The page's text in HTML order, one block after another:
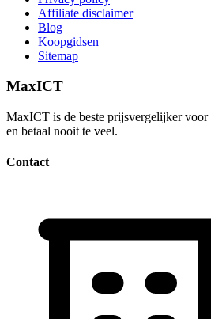
Affiliate disclaimer
Blog
Koopgidsen
Sitemap
MaxICT
MaxICT is de beste prijsvergelijker
en betaal nooit te veel.
Contact